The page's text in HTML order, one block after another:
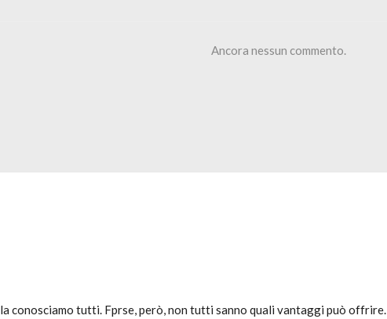
Ancora nessun commento.
conosciamo tutti. Fprse, però, non tutti sanno quali vantaggi può